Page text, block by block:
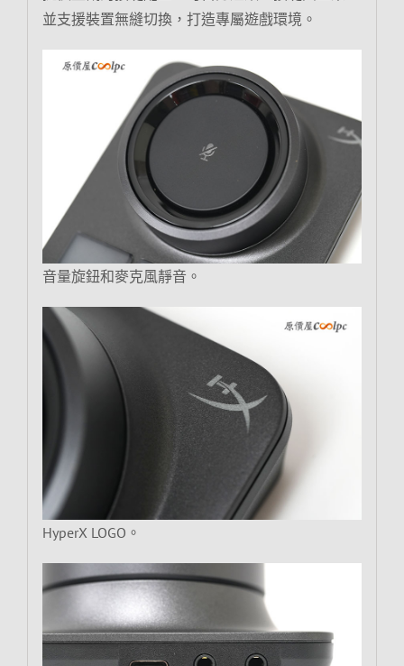
並支援裝置無縫切換，打造專屬遊戲環境。
音量旋鈕和麥克風靜音。
HyperX LOGO。